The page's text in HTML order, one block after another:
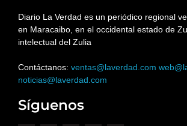
Diario La Verdad es un periódico regional
en Maracaibo, en el occidental estado de
intelectual del Zulia
Contáctanos: ventas@laverdad.com
noticias@laverdad.com
Síguenos